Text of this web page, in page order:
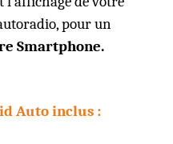
pour un
Smartphone.
Auto inclus :